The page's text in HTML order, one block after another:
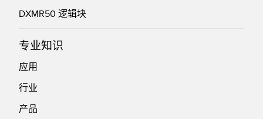
DXMR50 逻辑块
专业知识
应用
行业
产品